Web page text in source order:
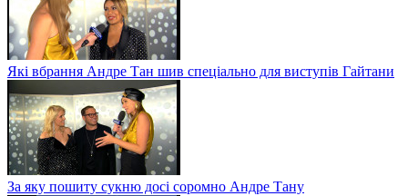
Які вбрання Андре Тан шив спеціально для виступів Гайтани
За яку пошиту сукню досі соромно Андре Тану